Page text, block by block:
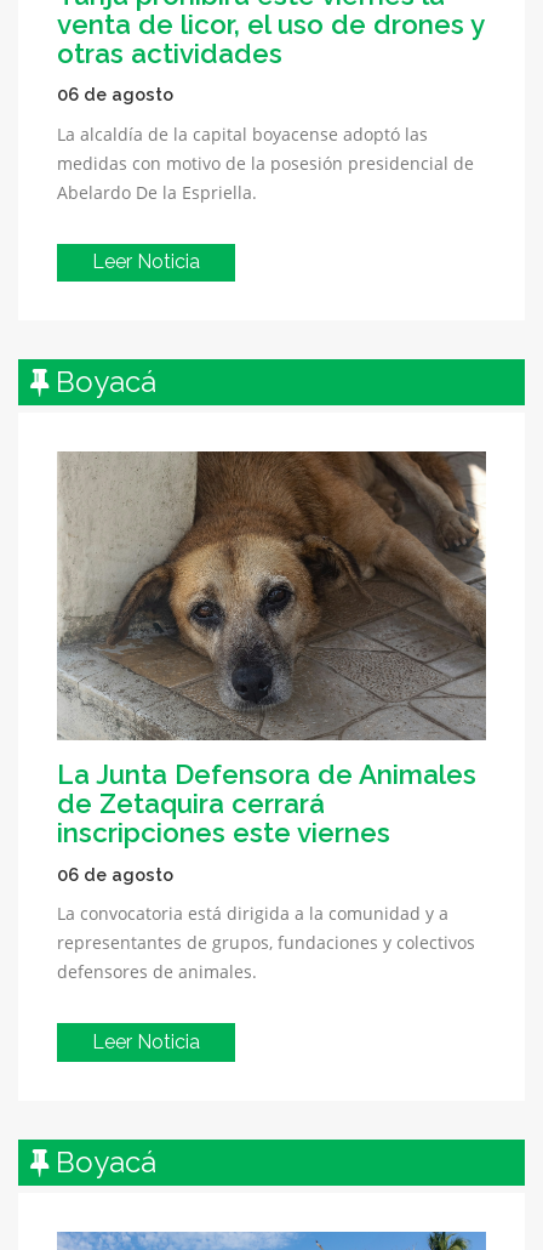
venta de licor, el uso de drones y
otras actividades
06 de agosto
La alcaldía de la capital boyacense adoptó las
medidas con motivo de la posesión presidencial de
Abelardo De la Espriella.
Leer Noticia
Boyacá
La Junta Defensora de Animales
de Zetaquira cerrará
inscripciones este viernes
06 de agosto
La convocatoria está dirigida a la comunidad y a
representantes de grupos, fundaciones y colectivos
defensores de animales.
Leer Noticia
Boyacá